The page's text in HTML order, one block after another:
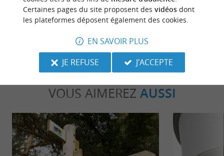
1,8 km - Vielle-Saint-Girons
VOUS AIMEREZ AUSSI
Certaines pages du site proposent des vidéosdont
les plateformes déposent également des cookies.
EN SAVOIR PLUS
JE REFUSE
J'ACCEPTE